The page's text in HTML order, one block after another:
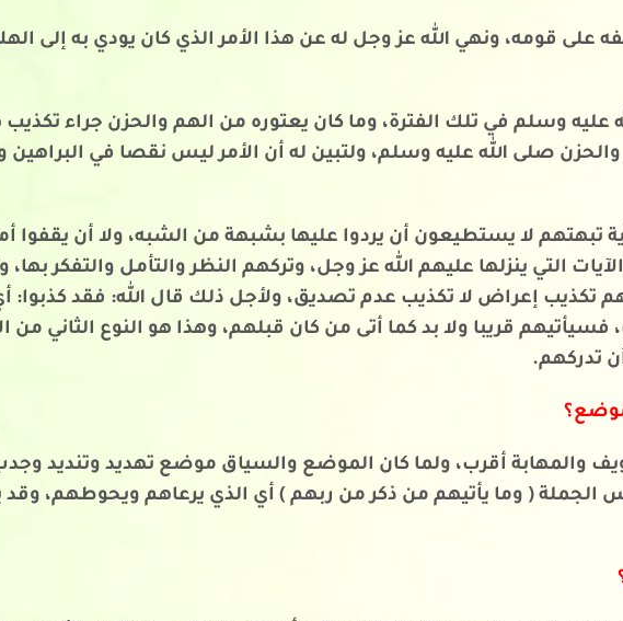
قومه، ونهي الله عز وجل له عن هذا الأمر الذي كان يودي به إلى
عليه وسلم في تلك الفترة، وما كان يعتوره من الهم والحزن جراء تكذيب
صلى الله عليه وسلم، ولتبين له أن الأمر ليس نقصا في البراهين
تبهتهم لا يستطيعون أن يردوا عليها بشبهة من الشبه، ولا أن يقفوا
التي ينزلها عليهم الله عز وجل، وتركهم النظر والتأمل والتفكر
تكذيب إعراض لا تكذيب عدم تصديق، ولأجل ذلك قال الله: فقد كذبوا:
قريبا ولا بد كما أتى من كان قبلهم، وهذا هو النوع الثاني من
تدركهم.
والمهابة أقرب، ولما كان الموضع والسياق موضع تهديد وتنديد
( وما يأتيهم من ذكر من ربهم ) أي الذي يرعاهم ويحوطهم، وقد